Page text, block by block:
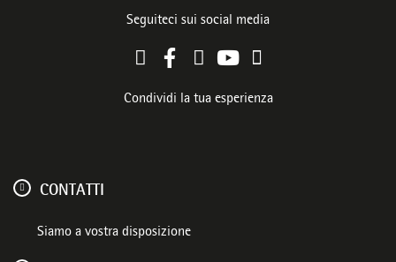
Seguiteci sui social media
Condividi la tua esperienza
CONTATTI
Siamo a vostra disposizione